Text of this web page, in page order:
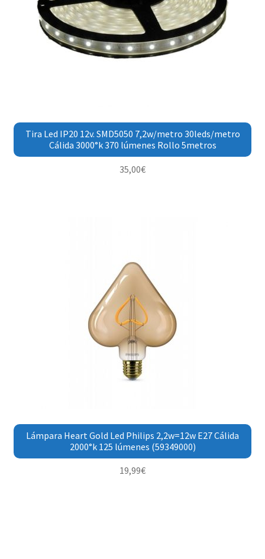
Tira Led IP20 12v. SMD5050 7,2w/metro 30leds/metro
Cálida 3000°k 370 lúmenes Rollo 5metros
35,00€
Lámpara Heart Gold Led Philips 2,2w=12w E27 Cálida
2000°k 125 lúmenes (59349000)
19,99€